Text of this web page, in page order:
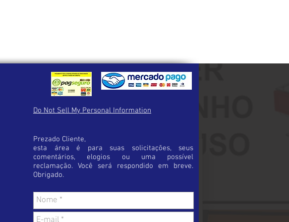
Lembre-se ! Antes de finalizar a sua compra certifique-se de
estar optando pelo produto certo.
Esta cautela diminuirá a possibilidade de erro e trará maior
satisfação em sua compra.
Do Not Sell My Personal Information
Prezado Cliente,
esta área é para suas solicitações, seus
comentários, elogios ou uma possível
reclamação. Você será respondido em breve.
Obrigado.